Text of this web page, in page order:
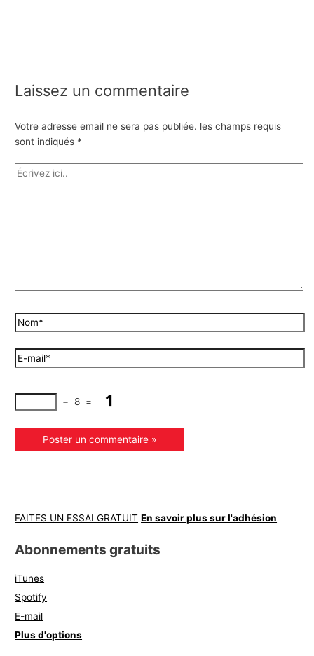
Laissez un commentaire
Votre adresse email ne sera pas publiée. les champs requis
sont indiqués *
− 8 =
FAITES UN ESSAI GRATUIT En savoir plus sur l'adhésion
Abonnements gratuits
iTunes
Spotify
E-mail
Plus d'options